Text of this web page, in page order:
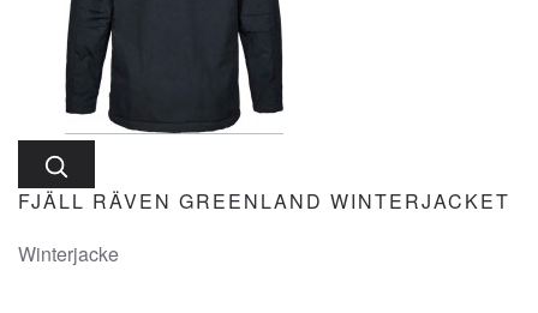
FJÄLL RÄVEN GREENLAND WINTERJACKET
Winterjacke